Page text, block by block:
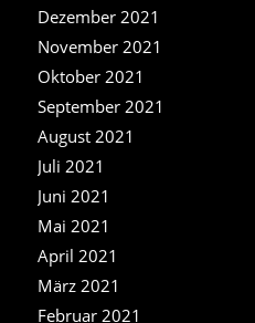
Dezember 2021
November 2021
Oktober 2021
September 2021
August 2021
Juli 2021
Juni 2021
Mai 2021
April 2021
März 2021
Februar 2021